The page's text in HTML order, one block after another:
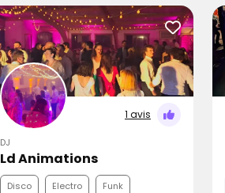
1 avis
DJ
Ld Animations
Disco Electro Funk